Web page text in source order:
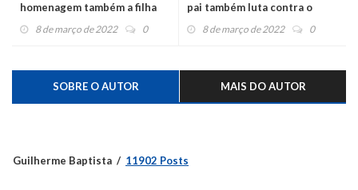
homenagem também a filha
que faleceu em 2020
8 de março de 2022 0
pai também luta contra o
câncer8 de março de 2022 0
SOBRE O AUTOR MAIS DO AUTOR
Guilherme Baptista 11902 Posts